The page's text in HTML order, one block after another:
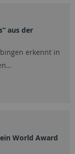
aus der
erkennt in
World Award